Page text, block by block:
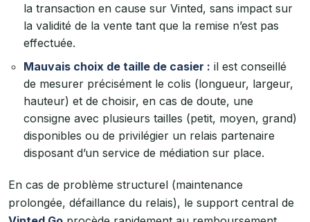
la transaction en cause sur Vinted, sans impact sur
la validité de la vente tant que la remise n’est pas
effectuée.
Mauvais choix de taille de casier : il est conseillé
de mesurer précisément le colis (longueur, largeur,
hauteur) et de choisir, en cas de doute, une
consigne avec plusieurs tailles (petit, moyen, grand)
disponibles ou de privilégier un relais partenaire
disposant d’un service de médiation sur place.
En cas de problème structurel (maintenance
prolongée, défaillance du relais), le support central de